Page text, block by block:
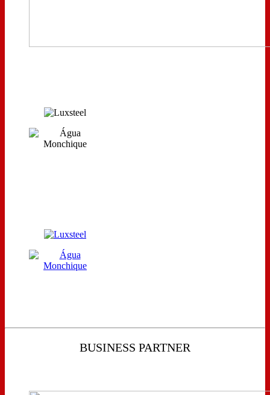
BUSINESS PARTNER